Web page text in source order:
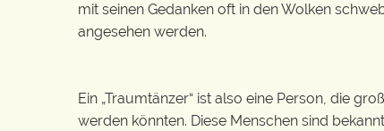
mit seinen Gedanken oft in den Wolken
angesehen werden.
Ein „Traumtänzer“ ist also eine Person, die
werden könnten. Diese Menschen sind